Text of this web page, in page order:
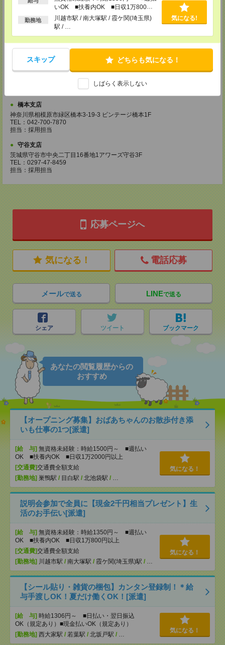
いOK ■扶養内OK ■日収1万800円
以上
勤務地
川越市駅 / 南大塚駅 / 霞ケ関(埼玉県)
駅 / …
気になる!
スキップ どちらも気になる！
しばらく表示しない
TEL：0476-24-8071
柏支店
千葉県柏市柏1-2-38 さくら柏ビル8F
TEL：04-7165-8074
担当：採用担当
津田沼支店
千葉県船橋市前原西2-12-7 津田沼第一生命ビル5F
橋本支店
神奈川県相模原市緑区橋本3-19-3 ビンテージ橋本1F
TEL：042-700-7870
担当：採用担当
守谷支店
茨城県守谷市中央二丁目16番地1アワーズ守谷3F
TEL：0297-47-8459
担当：採用担当
応募ページへ
気になる！ 電話応募
メールで送る LINEで送る
シェア ツイート ブックマーク
あなたの閲覧履歴からの
おすすめ
【オープニング募集】おばあちゃんのお散歩付き添
いも仕事の1つ[派遣]
[給 与] 無資格未経験：時給1500円～ ■週払い
OK ■扶養内OK ■日収1万2000円以上
[交通費]交通費全額支給
[勤務地] 巣鴨駅 / 目白駅 / 北池袋駅 / …
気になる！
説明会参加で全員に【現金2千円相当プレゼント】生
活のお手伝い[派遣]
[給 与] 無資格未経験：時給1350円～ ■週払い
OK ■扶養内OK ■日収1万800円以上
[交通費]交通費全額支給
[勤務地] 川越市駅 / 南大塚駅 / 霞ケ関(埼玉県)駅 / …
気になる！
【シール貼り・雑貨の梱包】カンタン登録制！＊給
与手渡しOK！夏だけ働くOK！[派遣]
[給 与] 時給1306円～ ■日払い・翌日振込
OK（規定あり）■現金払いOK（規定あり）
[勤務地] 西大家駅 / 若葉駅 / 北坂戸駅 / …
気になる！